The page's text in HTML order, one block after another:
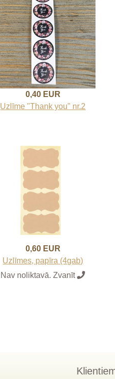
0,40 EUR
Uzlīme "Thank you" nr.2
0,60 EUR
Uzlīmes, papīra (4gab)
Nav noliktavā. Zvanīt